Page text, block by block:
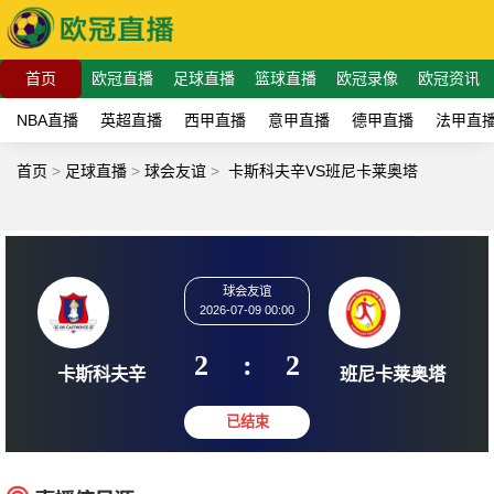
首页 欧冠直播 足球直播 篮球直播 欧冠录像 欧冠资讯
NBA直播 英超直播 西甲直播 意甲直播 德甲直播 法甲直
首页 > 足球直播 > 球会友谊 > 卡斯科夫辛VS班尼卡莱奥塔
卡斯科夫辛
球会友谊
2026-07-09 00:00
2 : 2 班尼卡